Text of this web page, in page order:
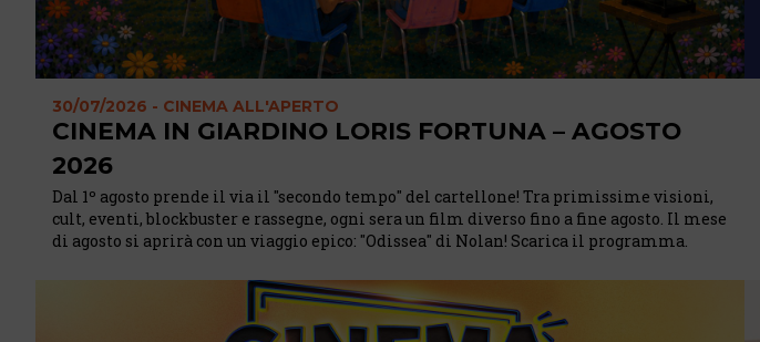
30/07/2026 - CINEMA ALL'APERTO
CINEMA IN GIARDINO LORIS FORTUNA – AGOSTO
2026
Dal 1º agosto prende il via il "secondo tempo" del cartellone! Tra primissime visioni,
cult, eventi, blockbuster e rassegne, ogni sera un film diverso fino a fine agosto. Il mese
di agosto si aprirà con un viaggio epico: "Odissea" di Nolan! Scarica il programma.